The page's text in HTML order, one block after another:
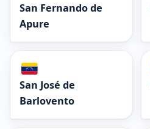
San Fernando de
Apure
San José de
Barlovento